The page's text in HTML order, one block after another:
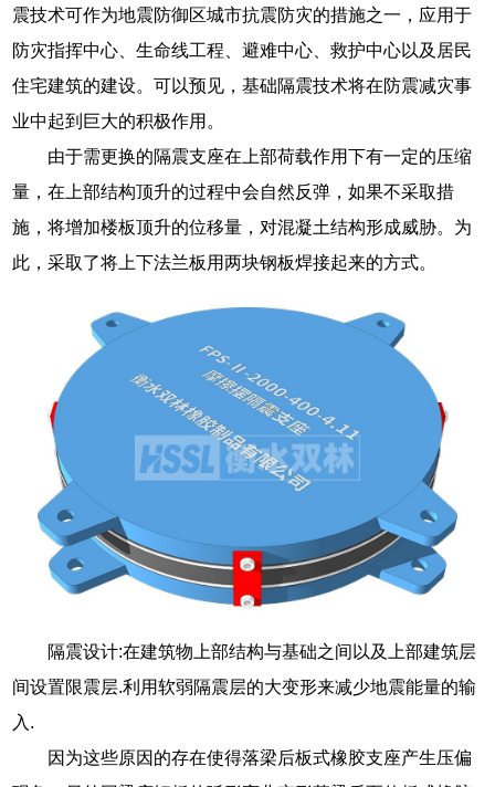
震技术可作为地震防御区城市抗震防灾的措施之一，应用于
防灾指挥中心、生命线工程、避难中心、救护中心以及居民
住宅建筑的建设。可以预见，基础隔震技术将在防震减灾事
业中起到巨大的积极作用。
由于需更换的隔震支座在上部荷载作用下有一定的压缩
量，在上部结构顶升的过程中会自然反弹，如果不采取措
施，将增加楼板顶升的位移量，对混凝土结构形成威胁。为
此，采取了将上下法兰板用两块钢板焊接起来的方式。
隔震设计:在建筑物上部结构与基础之间以及上部建筑层
间设置限震层.利用软弱隔震层的大变形来减少地震能量的输
入.
因为这些原因的存在使得落梁后板式橡胶支座产生压偏